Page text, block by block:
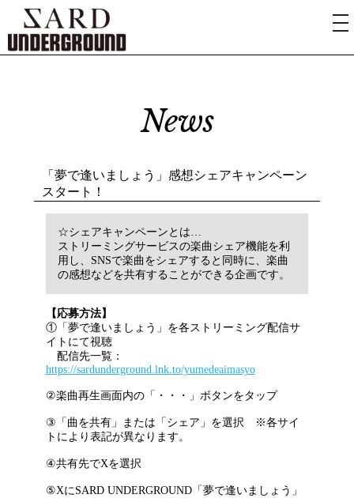
News
「夢で逢いましょう」感想シェアキャンペーン
スタート！
☆シェアキャンペーンとは…
ストリーミングサービスの楽曲シェア機能を利
用し、SNSで楽曲をシェアすると同時に、楽曲
の感想などを共有することができる企画です。
【応募方法】
①「夢で逢いましょう」を各ストリーミング配信サ
イトにて視聴
配信先一覧：
https://sardunderground.lnk.to/yumedeaimasyo
②楽曲再生画面内の「・・・」ボタンをタップ
③「曲を共有」または「シェア」を選択 ※各サイ
トにより表記が異なります。
④共有先でXを選択
⑤XにSARD UNDERGROUND「夢で逢いましょう」